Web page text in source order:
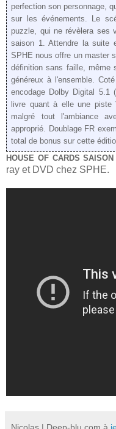
perfection son personnage,
sur les événements. Le
puzzle, qui ne révèlera ses
saison 1. Attendre la suite
SPHE nous offre un master
définition sans faille, même
généreux à l'ensemble.
encodage Dolby Digital
livre quant à elle une
malgré tout l'ambiance
approprié. Doublage FR
total de bonus sur cette
HOUSE OF CARDS
ray et DVD chez SPHE.